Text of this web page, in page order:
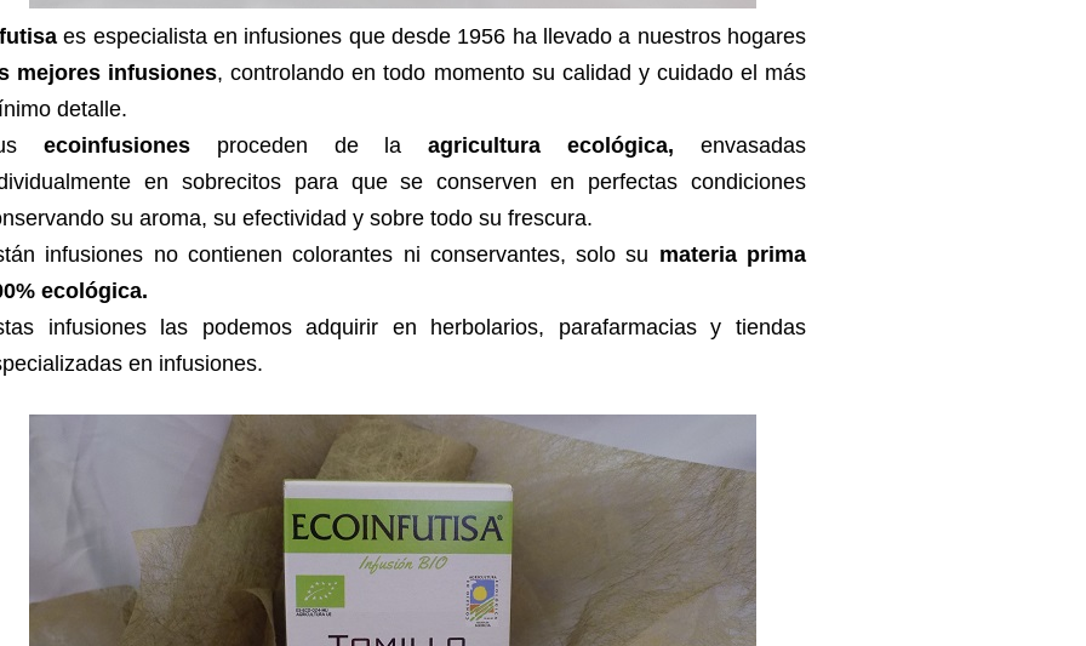
es especialista en infusiones que desde 1956 ha llevado a nuestros hogares
mejores infusiones, controlando en todo momento su calidad y cuidado el más
detalle.
ecoinfusionesproceden de laagricultura ecológica, envasadas
en sobrecitos para que se conserven en perfectas condiciones
su aroma, su efectividad y sobre todo su frescura.
infusiones no contienen colorantes ni conservantes, solo su materia prima
ecológica.
infusiones las podemos adquirir en herbolarios, parafarmacias y tiendas
en infusiones.